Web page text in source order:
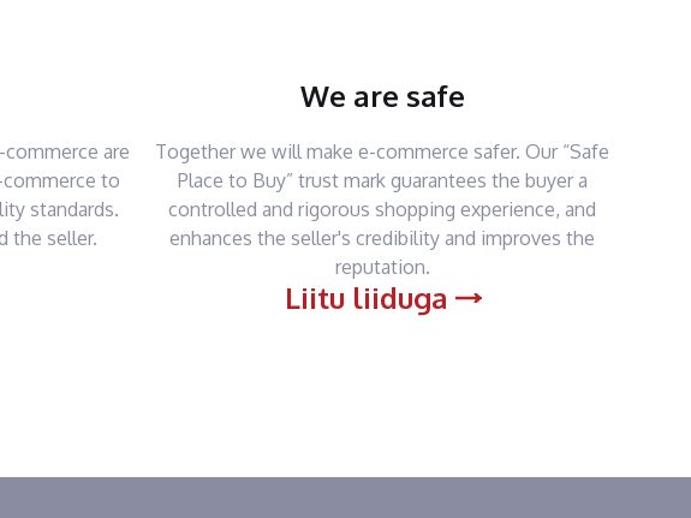
are
to
standards.
the seller.
We are safe
Together we will make e-commerce safer. Our “Safe
Place to Buy” trust mark guarantees the buyer a
controlled and rigorous shopping experience, and
enhances the seller's credibility and improves the
reputation.
Liitu liiduga